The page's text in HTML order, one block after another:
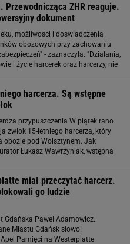
Przewodnicząca ZHR reaguje.
dokument
możliwości i doświadczenia
obozowych przy zachowaniu
- zaznaczyła. "Działania,
i życie harcerek oraz harcerzy, nie
harcerza. Są wstępne
przypuszczenia W piątek rano
zwłok 15-letniego harcerza, który
obozie pod Wolsztynem. Jak
Łukasz Wawrzyniak, wstępna
miał przeczytać harcerz.
go ludzie
Gdańska Paweł Adamowicz.
Miastu Gdańsk słowo!
Pamięci na Westerplatte